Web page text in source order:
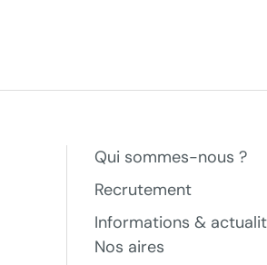
Qui sommes-nous ?
Recrutement
Informations &
Nos aires